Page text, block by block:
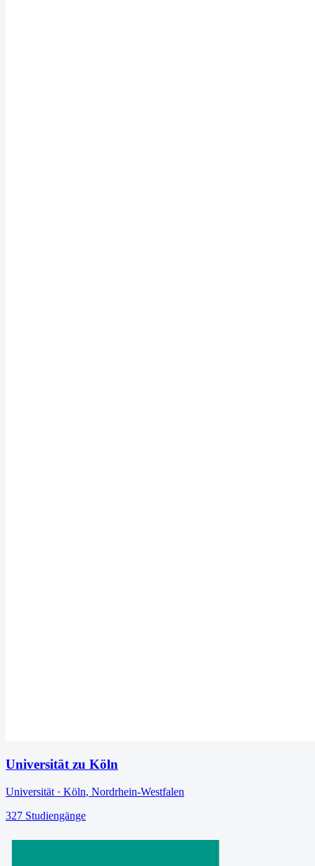
Universität zu Köln
Universität · Köln, Nordrhein-Westfalen
327 Studiengänge